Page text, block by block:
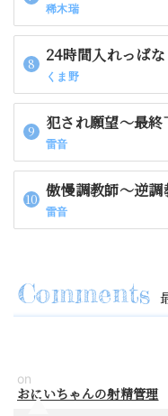
稀木瑞
24時間入れっぱ
くま野
犯され願望～最
雷音
傲慢調教師～逆
雷音
on
おにいちゃんの射精管理